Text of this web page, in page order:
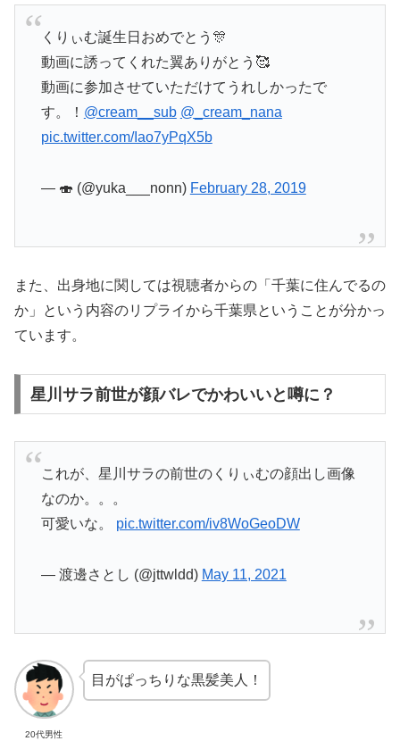
くりぃむ誕生日おめでとう🎊
動画に誘ってくれた翼ありがとう🥰
動画に参加させていただけてうれしかったで
す。！ @cream__sub @_cream_nana
pic.twitter.com/Iao7yPqX5b
— 🍣 (@yuka___nonn) February 28, 2019
また、出身地に関しては視聴者からの「千葉に住んでるの
か」という内容のリプライから千葉県ということが分かっ
ています。
星川サラ前世が顔バレでかわいいと噂に？
これが、星川サラの前世のくりぃむの顔出し画像
なのか。。。
可愛いな。 pic.twitter.com/iv8WoGeoDW
— 渡邊さとし (@jttwldd) May 11, 2021
20代男性
目がぱっちりな黒髪美人！